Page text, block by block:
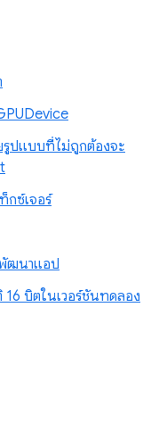
รูปแบบที่ไม่ถูกต้องจะ
กซ์เจอร์
ฒนาแอป
บิตในเวอร์ชันทดลอง